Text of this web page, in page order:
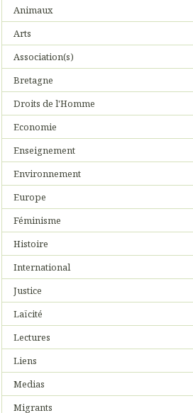
Animaux
Arts
Association(s)
Bretagne
Droits de l'Homme
Economie
Enseignement
Environnement
Europe
Féminisme
Histoire
International
Justice
Laïcité
Lectures
Liens
Medias
Migrants